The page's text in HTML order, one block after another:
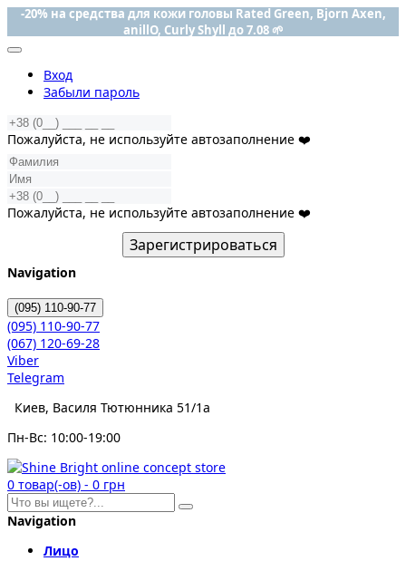
-20% на средства для кожи головы Rated Green, Bjorn Axen,
anillO, Curly Shyll до 7.08 🌱
Вход
Забыли пароль
Пожалуйста, не используйте автозаполнение ❤️
Пожалуйста, не используйте автозаполнение ❤️
Зарегистрироваться
Navigation
(095) 110-90-77
(095) 110-90-77
(067) 120-69-28
Viber
Telegram
Киев, Василя Тютюнника 51/1а
Пн-Вс: 10:00-19:00
0 товар(-ов) - 0 грн
Navigation
Лицо